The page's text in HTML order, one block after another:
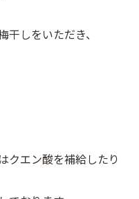
しをいただき、
クエン酸を補給したり